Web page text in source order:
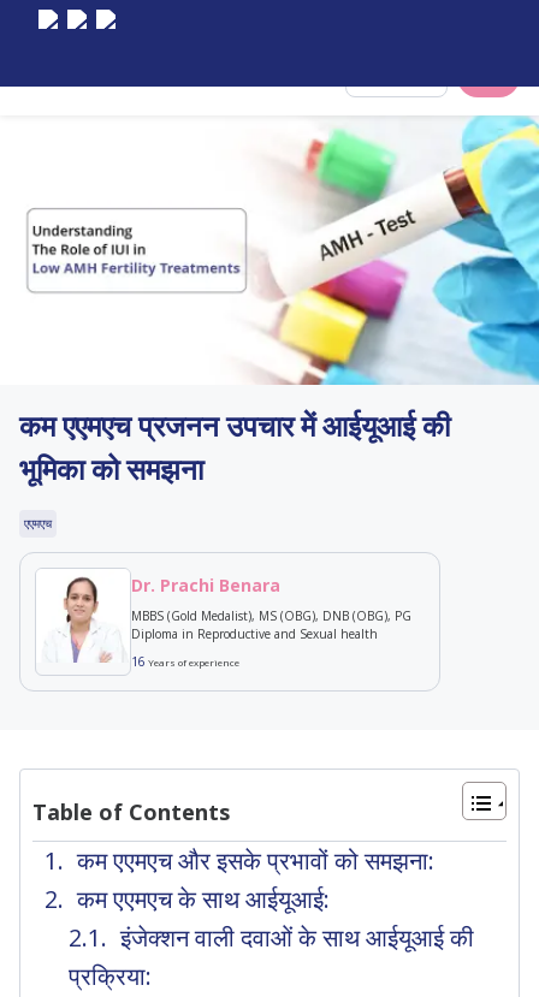
कम एएमएच प्रजनन उपचार में आईयूआई की
भूमिका को समझना
एएमएच
Dr. Prachi Benara
MBBS (Gold Medalist), MS (OBG), DNB (OBG), PG
Diploma in Reproductive and Sexual health
16 Years of experience
Table of Contents
कम एएमएच और इसके प्रभावों को समझना:
कम एएमएच के साथ आईयूआई:
इंजेक्शन वाली दवाओं के साथ आईयूआई की
प्रक्रिया: